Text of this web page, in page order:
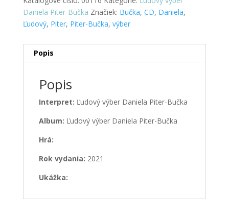
Daniela Piter-Bučka Značiek: Bučka, CD, Daniela,
Ľudový, Piter, Piter-Bučka, výber
Popis
Popis
Interpret: Ľudový výber Daniela Piter-Bučka
Album: Ľudový výber Daniela Piter-Bučka
Hrá:
Rok vydania: 2021
Ukážka: